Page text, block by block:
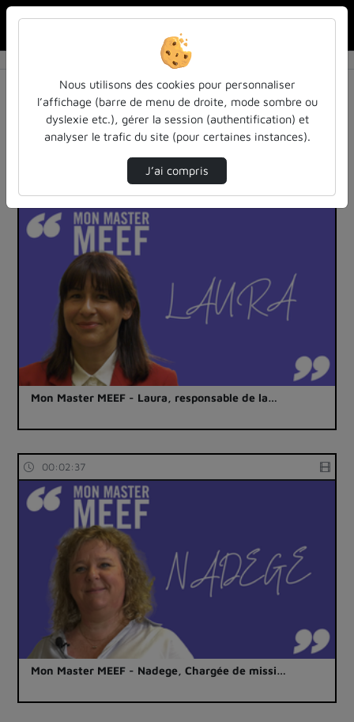
72 vidéos trouvées
Audio Vidéo Statistiques de vues
Direction de tri
00:02:47
Mon Master MEEF - Laura, responsable de la…
00:02:37
Mon Master MEEF - Nadege, Chargée de missi…
Nous utilisons des cookies pour personnaliser
l’affichage (barre de menu de droite, mode sombre ou
dyslexie etc.), gérer la session (authentification) et
analyser le trafic du site (pour certaines instances).
J’ai compris